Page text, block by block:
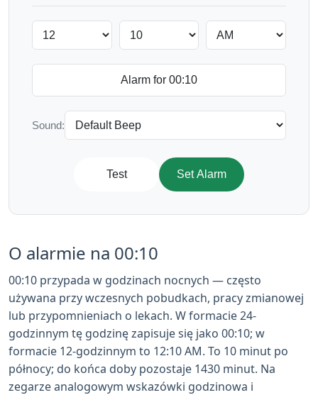
Sound:
Test Set Alarm
O alarmie na 00:10
00:10 przypada w godzinach nocnych — często
używana przy wczesnych pobudkach, pracy zmianowej
lub przypomnieniach o lekach. W formacie 24-
godzinnym tę godzinę zapisuje się jako 00:10; w
formacie 12-godzinnym to 12:10 AM. To 10 minut po
północy; do końca doby pozostaje 1430 minut. Na
zegarze analogowym wskazówki godzinowa i